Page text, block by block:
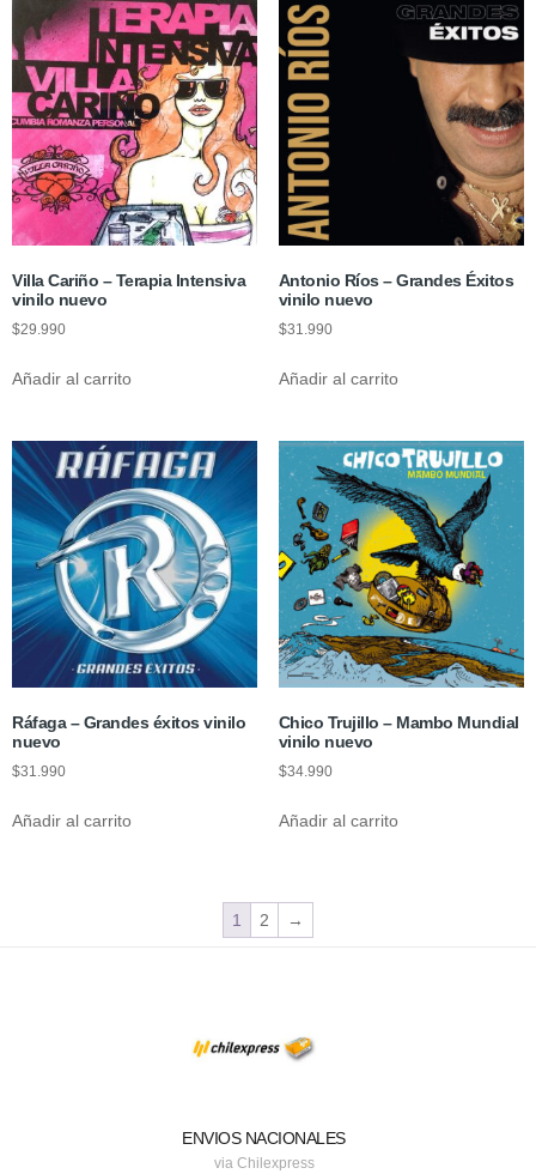
Villa Cariño – Terapia Intensiva
vinilo nuevo
$29.990
Añadir al carrito
Antonio Ríos – Grandes Éxitos
vinilo nuevo
$31.990
Añadir al carrito
Ráfaga – Grandes éxitos vinilo
nuevo
$31.990
Añadir al carrito
Chico Trujillo – Mambo Mundial
vinilo nuevo
$34.990
Añadir al carrito
1 2 →
ENVIOS NACIONALES
via Chilexpress